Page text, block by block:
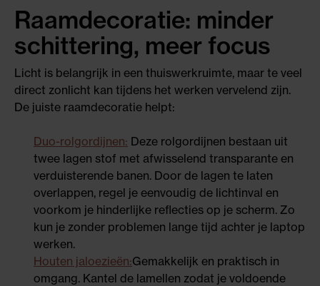
Raamdecoratie: minder
schittering, meer focus
Licht is belangrijk in een thuiswerkruimte, maar te veel
direct zonlicht kan tijdens het werken vervelend zijn.
De juiste raamdecoratie helpt:
Duo-rolgordijnen: Deze rolgordijnen bestaan uit
twee lagen stof met afwisselend transparante en
verduisterende banen. Door de lagen te laten
overlappen, regel je eenvoudig de lichtinval en
voorkom je hinderlijke reflecties op je scherm. Zo
kun je zonder problemen lange tijd achter je laptop
werken.
Houten jaloezieën:Gemakkelijk en praktisch in
omgang. Kantel de lamellen zodat je voldoende